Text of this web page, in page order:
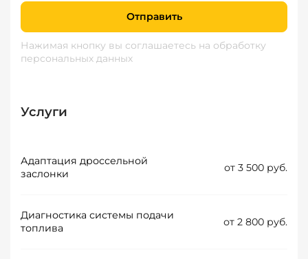
Отправить
Нажимая кнопку вы соглашаетесь на обработку
персональных данных
Услуги
Адаптация дроссельной
заслонки
от 3 500 руб.
Диагностика системы подачи
топлива
от 2 800 руб.